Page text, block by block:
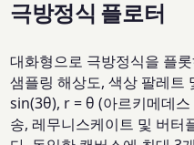
극방정식 플로터
대화형으로 극방정식을 플
샘플링 해상도, 색상 팔레트
sin(3θ), r = θ (아르키메데
송, 레무니스케이트 및 버터